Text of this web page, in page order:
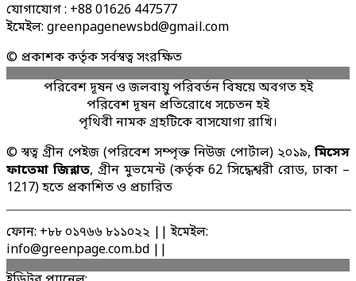
যোগাযোগ : +88 01626 447577
ইমেইল: greenpagenewsbd@gmail.com
© প্রকাশক কর্তৃক সর্বস্বত্ব সংরক্ষিত
পরিবেশ দূষন ও জলবায়ু পরিবর্তন বিষয়ে অবগত হই
পরিবেশ দূষন প্রতিরোধে সচেতন হই
পৃথিবী নামক গ্রহটিকে বাসযোগ্য রাখি।
© স্বত্ব গ্রীন পেইজ (পরিবেশ সম্পৃক্ত নিউজ পোর্টাল) ২০১৯, মিসেস
ফাতেমা জিন্নাত, গ্রীন মুভমেন্ট (কর্তৃক 62 সিদ্ধেশ্বরী রোড, ঢাকা –
1217) হতে প্রকাশিত ও প্রচারিত
ফোন: +৮৮ ০১৭৬৬ ৮১১০২২ || ইমেইল:
info@greenpage.com.bd ||